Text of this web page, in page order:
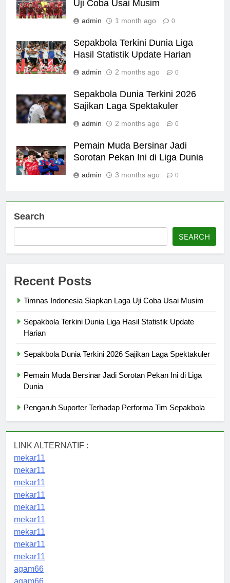
Uji Coba Usai Musim
admin 1 month ago 0
Sepakbola Terkini Dunia Liga
Hasil Statistik Update Harian
admin 2 months ago 0
Sepakbola Dunia Terkini 2026
Sajikan Laga Spektakuler
admin 2 months ago 0
Pemain Muda Bersinar Jadi
Sorotan Pekan Ini di Liga Dunia
admin 3 months ago 0
Search
SEARCH
Recent Posts
Timnas Indonesia Siapkan Laga Uji Coba Usai Musim
Sepakbola Terkini Dunia Liga Hasil Statistik Update
Harian
Sepakbola Dunia Terkini 2026 Sajikan Laga Spektakuler
Pemain Muda Bersinar Jadi Sorotan Pekan Ini di Liga
Dunia
Pengaruh Suporter Terhadap Performa Tim Sepakbola
LINK ALTERNATIF :
mekar11
mekar11
mekar11
mekar11
mekar11
mekar11
mekar11
mekar11
mekar11
agam66
agam66